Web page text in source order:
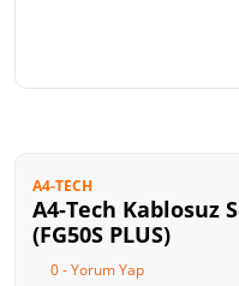
A4-TECH
A4-Tech Kablosuz
(FG50S PLUS)
0 - Yorum Yap